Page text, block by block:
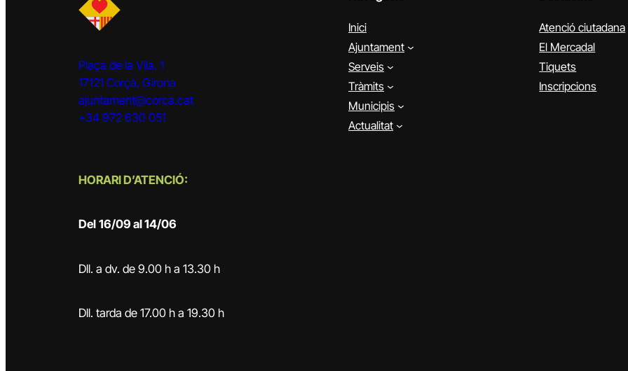
Plaça de la Vila, 1
17121 Corçà, Girona
ajuntament@corca.cat
+34 972 630 051
HORARI D’ATENCIÓ:
Del 16/09 al 14/06
Dll. a dv. de 9.00 h a 13.30 h
Dll. tarda de 17.00 h a 19.30 h
Inici
Ajuntament
Serveis
Tràmits
Municipis
Actualitat
Atenció ciutadana
El Mercadal
Tiquets
Inscripcions